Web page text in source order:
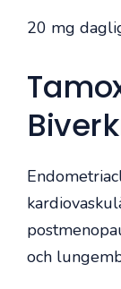
20 mg
och